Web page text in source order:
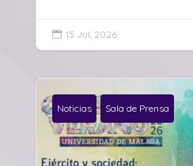
 15 Jul, 2026
Noticias Sala de Prensa